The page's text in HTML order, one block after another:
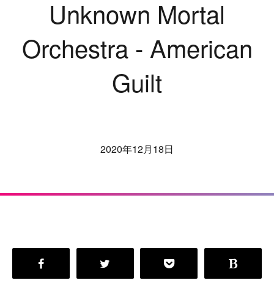
Unknown Mortal
Orchestra - American
Guilt
2020年12月18日